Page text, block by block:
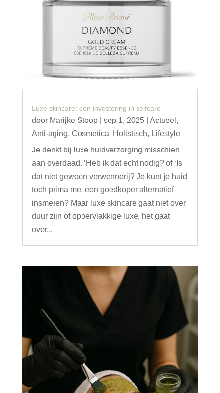
Luxe skincare: een investering in selfcare
door Marijke Stoop| sep 1, 2025| Actueel ,
Anti-aging, Cosmetica, Holistisch, Lifestyle
Je denkt bij luxe huidverzorging misschien
aan overdaad. ‘Heb ik dat echt nodig? of ‘Is
dat niet gewoon verwennerij? Je kunt je huid
toch prima met een goedkoper alternatief
insmeren? Maar luxe skincare gaat niet over
duur zijn of oppervlakkige luxe, het gaat
over...